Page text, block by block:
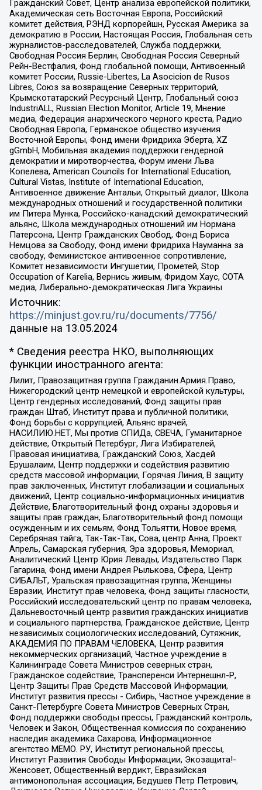
Гражданский Совет, Центр анализа европейской политики,
Академическая сеть Восточная Европа, Российский
комитет действия, РЭНД корпорейшн, Русская Америка за
демократию в России, Настоящая Россия, Глобальная сеть
журналистов-расследователей, Служба поддержки,
Свободная Россия Берлин, Свободная Россия Северный
Рейн-Вестфалия, Фонд глобальной помощи, Антивоенный
комитет России, Russie-Libertes, La Asocicion de Rusos
Libres, Союз за возвращение Северных территорий,
Крымскотатарский Ресурсный Центр, Глобальный союз
IndustriALL, Russian Election Monitor, Article 19, Мнение
медиа, Федерация анархического черного креста, Радио
Свободная Европа, Германское общество изучения
Восточной Европы, Фонд имени Фридриха Эберта, XZ
gGmbH, Мобильная академия поддержки гендерной
демократии и миротворчества, Форум имени Льва
Копелева, American Councils for International Education,
Cultural Vistas, Institute of International Education,
Антивоенное движение Антальи, Открытый диалог, Школа
международных отношений и государственной политики
им Питера Мунка, Российско-канадский демократический
альянс, Школа международных отношений им Нормана
Патерсона, Центр Гражданских Свобод, Фонд Бориса
Немцова за Свободу, Фонд имени Фридриха Науманна за
свободу, Феминистское антивоенное сопротивление,
Комитет независимости Ингушетии, Прометей, Stop
Occupation of Karelia, Вернись живым, Фридом Хаус, СОТА
медиа, Либерально-демократическая Лига Украины
Источник:
https://minjust.gov.ru/ru/documents/7756/
данные на 13.05.2024
* Сведения реестра НКО, выполняющих
функции иностранного агента:
Лилит, Правозащитная группа Гражданин.Армия.Право,
Нижегородский центр немецкой и европейской культуры,
Центр гендерных исследований, Фонд защиты прав
граждан Штаб, Институт права и публичной политики,
Фонд борьбы с коррупцией, Альянс врачей,
НАСИЛИЮ.НЕТ, Мы против СПИДа, СВЕЧА, Гуманитарное
действие, Открытый Петербург, Лига Избирателей,
Правовая инициатива, Гражданский Союз, Хасдей
Ерушалаим, Центр поддержки и содействия развитию
средств массовой информации, Горячая Линия, В защиту
прав заключенных, Институт глобализации и социальных
движений, Центр социально-информационных инициатив
Действие, Благотворительный фонд охраны здоровья и
защиты прав граждан, Благотворительный фонд помощи
осужденным и их семьям, Фонд Тольятти, Новое время,
Серебряная тайга, Так-Так-Так, Сова, центр Анна, Проект
Апрель, Самарская губерния, Эра здоровья, Мемориал,
Аналитический Центр Юрия Левады, Издательство Парк
Гагарина, Фонд имени Андрея Рылькова, Сфера, Центр
СИБАЛЬТ, Уральская правозащитная группа, Женщины
Евразии, Институт прав человека, Фонд защиты гласности,
Российский исследовательский центр по правам человека,
Дальневосточный центр развития гражданских инициатив
и социального партнерства, Гражданское действие, Центр
независимых социологических исследований, Сутяжник,
АКАДЕМИЯ ПО ПРАВАМ ЧЕЛОВЕКА, Центр развития
некоммерческих организаций, Частное учреждение в
Калининграде Совета Министров северных стран,
Гражданское содействие, Трансперенси Интернешнл-Р,
Центр Защиты Прав Средств Массовой Информации,
Институт развития прессы - Сибирь, Частное учреждение в
Санкт-Петербурге Совета Министров Северных Стран,
Фонд поддержки свободы прессы, Гражданский контроль,
Человек и Закон, Общественная комиссия по сохранению
наследия академика Сахарова, Информационное
агентство МЕМО. РУ, Институт региональной прессы,
Институт Развития Свободы Информации, Экозащита!-
Женсовет, Общественный вердикт, Евразийская
антимонопольная ассоциация, Бедушев Петр Петрович,